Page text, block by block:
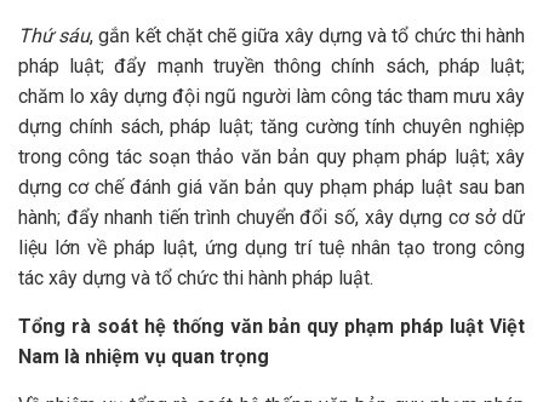
Thứ sáu, gắn kết chặt chẽ giữa xây dựng và tổ chức thi hành
pháp luật; đẩy mạnh truyền thông chính sách, pháp luật;
chăm lo xây dựng đội ngũ người làm công tác tham mưu xây
dựng chính sách, pháp luật; tăng cường tính chuyên nghiệp
trong công tác soạn thảo văn bản quy phạm pháp luật; xây
dựng cơ chế đánh giá văn bản quy phạm pháp luật sau ban
hành; đẩy nhanh tiến trình chuyển đổi số, xây dựng cơ sở dữ
liệu lớn về pháp luật, ứng dụng trí tuệ nhân tạo trong công
tác xây dựng và tổ chức thi hành pháp luật.
Tổng rà soát hệ thống văn bản quy phạm pháp luật Việt
Nam là nhiệm vụ quan trọng